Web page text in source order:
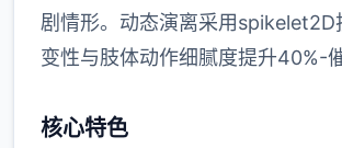
剧情形。动态演离采用spikelet2D
变性与肢体动作细腻度提升40%-
核心特色